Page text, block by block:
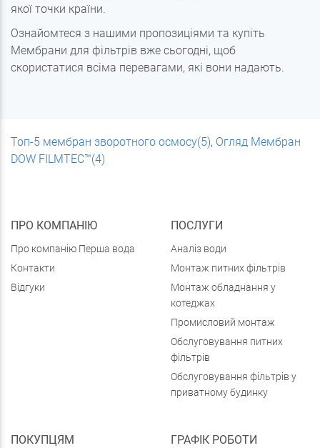
якої точки країни.
Ознайомтеся з нашими пропозиціями та купіть
Мембрани для фільтрів вже сьогодні, щоб
скористатися всіма перевагами, які вони надають.
Топ-5 мембран зворотного осмосу(5), Огляд Мембран
DOW FILMTEC™(4)
ПРО КОМПАНІЮ
Про компанію Перша вода
Контакти
Відгуки
ПОСЛУГИ
Аналіз води
Монтаж питних фільтрів
Монтаж обладнання у
котеджах
Промисловий монтаж
Обслуговування питних
фільтрів
Обслуговування фільтрів у
приватному будинку
ПОКУПЦЯМ ГРАФІК РОБОТИ